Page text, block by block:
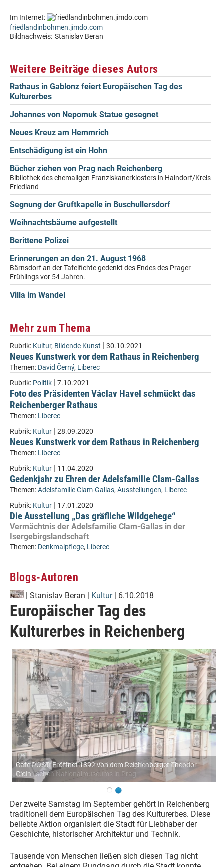
Im Internet:
friedlandinbohmen.jimdo.com
Bildnachweis: Stanislav Beran
Weitere Beiträge dieses Autors
Rathaus in Gablonz feiert Europäischen Tag des
Kulturerbes
Johannes von Nepomuk Statue gesegnet
Neues Kreuz am Hemmrich
Entschädigung ist ein Hohn
Bücher ziehen von Prag nach Reichenberg
Bibliothek des ehemaligen Franziskanerklosters in Haindorf/Kreis
Friedland
Segnung der Gruftkapelle in Buschullersdorf
Weihnachtsbäume aufgestellt
Berittene Polizei
Erinnerungen an den 21. August 1968
Bärnsdorf an der Tafelfichte gedenkt des Endes des Prager
Frühlings vor 54 Jahren.
Villa im Wandel
Mehr zum Thema
Rubrik: Kultur, Bildende Kunst | 30.10.2021
Neues Kunstwerk vor dem Rathaus in Reichenberg
Themen: David Černý, Liberec
Rubrik: Politik | 7.10.2021
Foto des Präsidenten Václav Havel schmückt das
Reichenberger Rathaus
Themen: Liberec
Rubrik: Kultur | 28.09.2020
Neues Kunstwerk vor dem Rathaus in Reichenberg
Themen: Liberec
Rubrik: Kultur | 11.04.2020
Gedenkjahr zu Ehren der Adelsfamilie Clam-Gallas
Themen:Adelsfamilie Clam-Gallas, Ausstellungen, Liberec
Rubrik: Kultur | 17.01.2020
Die Ausstellung „Das gräfliche Wildgehege“
Vermächtnis der Adelsfamilie Clam-Gallas in der
Isergebirgslandschaft
Themen: Denkmalpflege, Liberec
Blogs-Autoren
| Stanislav Beran | Kultur| 6.10.2018
Europäischer Tag des
Kulturerbes in Reichenberg
Benz Victoria 1893 Galerie Reichenberg. Leihgabe des
Technischen Nationalmuseums in Prag.
Der zweite Samstag im September gehört in Reichenberg
traditionell dem Europäischen Tag des Kulturerbes. Diese
beliebte Aktion organisiert die Stadt für Liebhaber der
Geschichte, historischer Architektur und Technik.
Tausende von Menschen ließen sich diesen Tag nicht